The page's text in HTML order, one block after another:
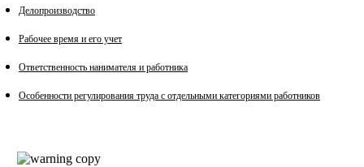
Делопроизводство
Рабочее время и его учет
Ответственность нанимателя и работника
Особенности регулирования труда с отдельными категориями работников